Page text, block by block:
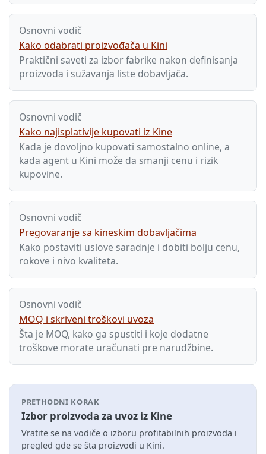
Osnovni vodič
Kako odabrati proizvođača u Kini
Praktični saveti za izbor fabrike nakon definisanja
proizvoda i sužavanja liste dobavljača.
Osnovni vodič
Kako najisplativije kupovati iz Kine
Kada je dovoljno kupovati samostalno online, a
kada agent u Kini može da smanji cenu i rizik
kupovine.
Osnovni vodič
Pregovaranje sa kineskim dobavljačima
Kako postaviti uslove saradnje i dobiti bolju cenu,
rokove i nivo kvaliteta.
Osnovni vodič
MOQ i skriveni troškovi uvoza
Šta je MOQ, kako ga spustiti i koje dodatne
troškove morate uračunati pre narudžbine.
PRETHODNI KORAK
Izbor proizvoda za uvoz iz Kine
Vratite se na vodiče o izboru profitabilnih proizvoda i
pregled gde se šta proizvodi u Kini.